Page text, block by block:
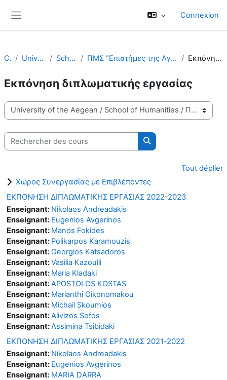
Connexion
Cours University of the Aegean School of Humanities ΠΜΣ "Επιστήμες της Αγωγής - Εκπαίδευση με χρήση Νέων τεχνολογιών" - ΠΤΔΕ Εκπόνηση διπλωματικής εργασίας
Εκπόνηση διπλωματικής εργασίας
Catégories de cours
Rechercher des cours
Rechercher des cours
Tout déplier
Χώρος Συνεργασίας με Επιβλέποντες
ΕΚΠΟΝΗΣΗ ΔΙΠΛΩΜΑΤΙΚΗΣ ΕΡΓΑΣΙΑΣ 2022-2023
Enseignant: Nikolaos Andreadakis
Enseignant: Eugenios Avgerinos
Enseignant: Manos Fokides
Enseignant: Polikarpos Karamouzis
Enseignant:Georgios Katsadoros
Enseignant:Vasilia Kazoulli
Enseignant: Maria Kladaki
Enseignant:APOSTOLOS KOSTAS
Enseignant: Marianthi Oikonomakou
Enseignant: Michail Skoumios
Enseignant:Alivizos Sofos
Enseignant:Assimina Tsibidaki
ΕΚΠΟΝΗΣΗ ΔΙΠΛΩΜΑΤΙΚΗΣ ΕΡΓΑΣΙΑΣ 2021-2022
Enseignant: Nikolaos Andreadakis
Enseignant: Eugenios Avgerinos
Enseignant: MARIA DARRA